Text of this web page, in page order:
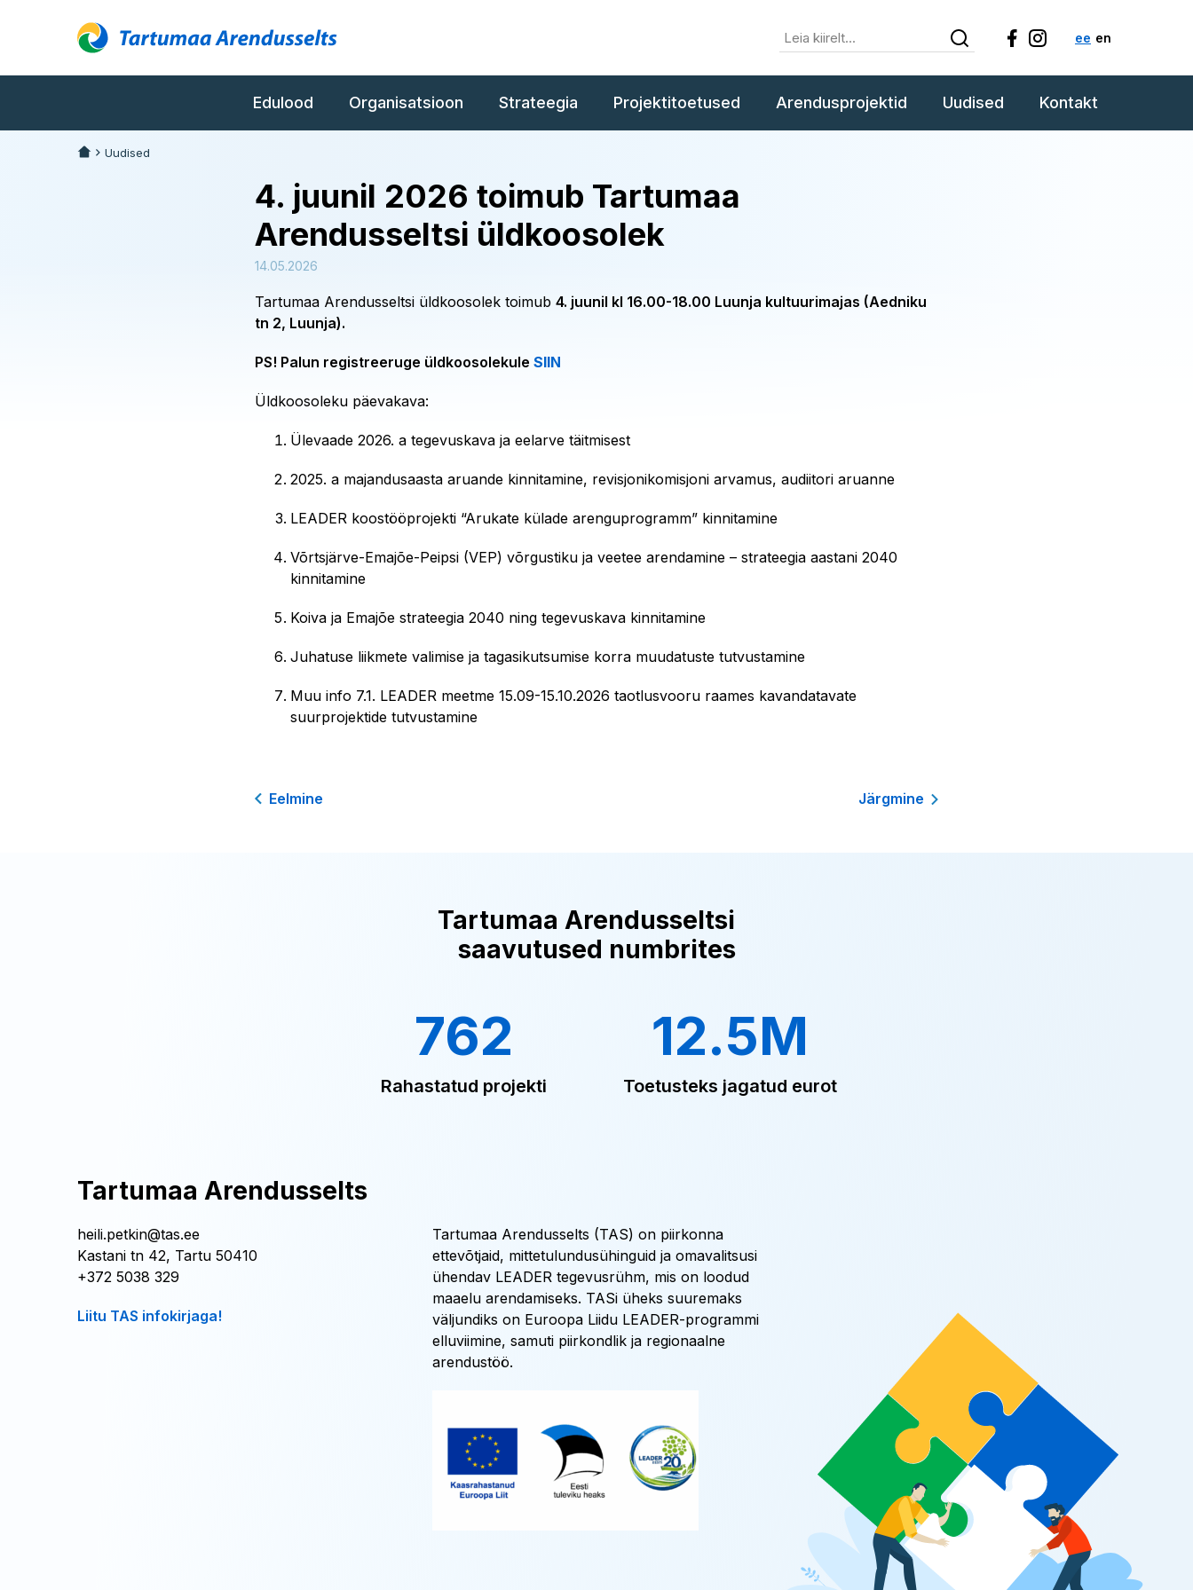
ee en
Edulood Organisatsioon Strateegia Projektitoetused Arendusprojektid Uudised Kontakt
Uudised
4. juunil 2026 toimub Tartumaa
Arendusseltsi üldkoosolek
14.05.2026
Tartumaa Arendusseltsi üldkoosolek toimub 4. juunil kl 16.00-18.00 Luunja kultuurimajas (Aedniku
tn 2, Luunja).
PS! Palun registreeruge üldkoosolekule SIIN
Üldkoosoleku päevakava:
Ülevaade 2026. a tegevuskava ja eelarve täitmisest
2025. a majandusaasta aruande kinnitamine, revisjonikomisjoni arvamus, audiitori aruanne
LEADER koostööprojekti “Arukate külade arenguprogramm” kinnitamine
Võrtsjärve-Emajõe-Peipsi (VEP) võrgustiku ja veetee arendamine – strateegia aastani 2040
kinnitamine
Koiva ja Emajõe strateegia 2040 ning tegevuskava kinnitamine
Juhatuse liikmete valimise ja tagasikutsumise korra muudatuste tutvustamine
Muu info 7.1. LEADER meetme 15.09-15.10.2026 taotlusvooru raames kavandatavate
suurprojektide tutvustamine
Eelmine Järgmine
Tartumaa Arendusseltsi
saavutused numbrites
762
Rahastatud projekti
12.5M
Toetusteks jagatud eurot
Tartumaa Arendusselts
heili.petkin@tas.ee
Kastani tn 42, Tartu 50410
+372 5038 329
Liitu TAS infokirjaga!
Tartumaa Arendusselts (TAS) on piirkonna
ettevõtjaid, mittetulundusühinguid ja omavalitsusi
ühendav LEADER tegevusrühm, mis on loodud
maaelu arendamiseks. TASi üheks suuremaks
väljundiks on Euroopa Liidu LEADER-programmi
elluviimine, samuti piirkondlik ja regionaalne
arendustöö.